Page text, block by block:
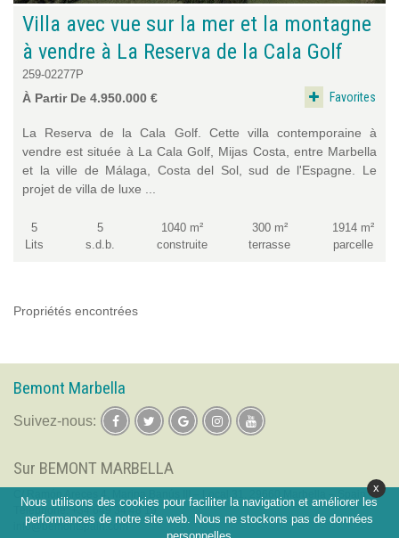
Villa avec vue sur la mer et la montagne
à vendre à La Reserva de la Cala Golf
259-02277P
À Partir De 4.950.000 € Favorites
La Reserva de la Cala Golf. Cette villa contemporaine à
vendre est située à La Cala Golf, Mijas Costa, entre Marbella
et la ville de Málaga, Costa del Sol, sud de l'Espagne. Le
projet de villa de luxe ...
5
Lits
5
s.d.b.
1040 m²
construite
300 m²
terrasse
1914 m²
parcelle
Propriétés encontrées
Bemont Marbella
Suivez-nous:
Sur BEMONT MARBELLA
C/ Ramón Areces 4, Marina Banús III – Local 31, 29660 Marbella – Spain
info@bemontspain.com
Nous utilisons des cookies pour faciliter la navigation et améliorer les
performances de notre site web. Nous ne stockons pas de données
personnelles
x